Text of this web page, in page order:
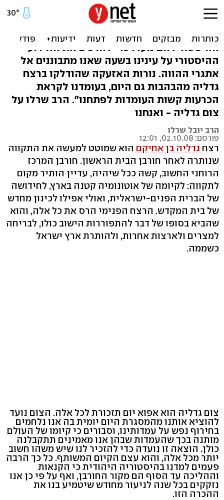
תמרור ושמו גדליה
"צומות לא נועדו לחפירה ארכיאולוגית בעבר
ההיסטורי. הם נועדו כדי להרכיב את האירוע
ההיסטורי על עינינו בשעה שאנו מתבוננים אל
אתגרי ההווה. נורות האזעקה שהודלקו ברצח
גדליה מהבהבות גם היום, בעומדנו לקראת
הכרעות קשות העומדות לפתחנו". הרב שרלו על
צום גדליה - ואנחנו
הרב יובל שרלו
פורסם: 02.10.08, 12:01
רצח גדליה בן אחיקם הוא שמוטט למעשה את התקווה
שנותרה לאחר חורבן הבית הראשון. חורבן המרכז
הרוחני החשוב, קשה ככל שיהיה, עדיין הותיר מקום
לתקווה: לקיומה של אוטונומיה קטנה בארץ, לחידושה
של הברית הפנים-ישראלית, ואולי אפילו לכינון מחדש
של בית המקדש. הרצח הפנימי הרס את כל אלה, והוא
שהביא בסופו של דבר להתפוררות הישוב כולו, לבריחה
למצרים ולארצות אחרות, ולהותרת ארץ ישראל
כשממה.
צום גדליה הוא אפוא יום תזכורת לכל אלה. הצום נועד
להוציא אותנו מהמסגרת היום יומית בה אנו נלחמים
בחירוף נפש על עמדותינו, וסבורים כי קיומו של העולם
מותנה בכך שהעמדות שבהן אנו מאמינים תתקבלנה
כולן. הוצאה זו נועדה כדי להזכיר לנו שיש משהו חשוב
יותר מכל אלה, והוא עצם הקיום המשותף. כל כך הרבה
פעמים למדנו בהיסטוריה היהודית כי הקנאות
וההליכה עד הסוף הם מקור החורבן, ואף על פי כן אנו
נזקקים בכל שנה לניעור מחודש שיטמיע בנו את
ההכרה הזו.